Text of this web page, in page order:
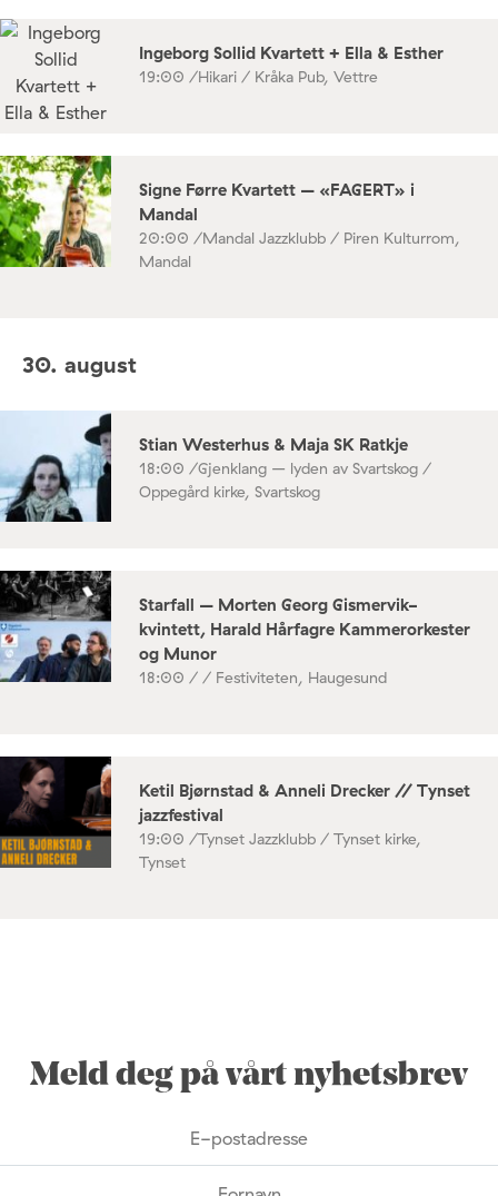
Ingeborg Sollid Kvartett + Ella & Esther
19:00 /Hikari / Kråka Pub, Vettre
Signe Førre Kvartett – «FAGERT» i
Mandal
20:00 /Mandal Jazzklubb / Piren Kulturrom,
Mandal
30. august
Stian Westerhus & Maja SK Ratkje
18:00 /Gjenklang – lyden av Svartskog /
Oppegård kirke, Svartskog
Starfall – Morten Georg Gismervik-
kvintett, Harald Hårfagre Kammerorkester
og Munor
18:00 / / Festiviteten, Haugesund
Ketil Bjørnstad & Anneli Drecker // Tynset
jazzfestival
19:00 /Tynset Jazzklubb / Tynset kirke,
Tynset
Meld deg på vårt nyhetsbrev